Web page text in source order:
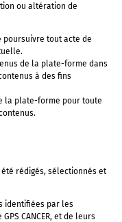
ou altération de
poursuivre tout acte de
de la plate-forme dans
à des fins
la plate-forme pour toute
été rédigés, sélectionnés et
identifiées par les
CANCER, et de leurs